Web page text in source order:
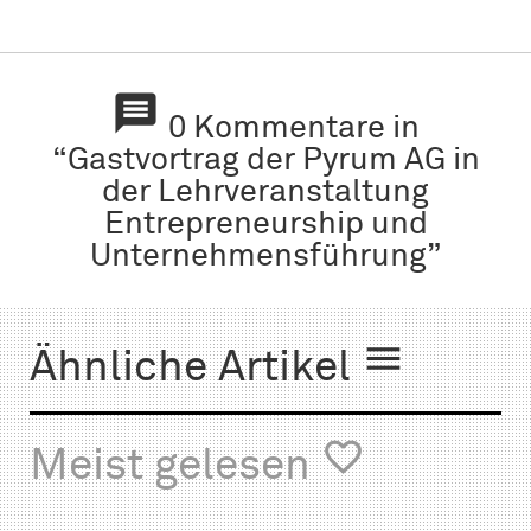
 0 Kommentare in
“Gastvortrag der Pyrum AG in
der Lehrveranstaltung
Entrepreneurship und
Unternehmensführung”
Ähnliche Artikel
Meist gelesen